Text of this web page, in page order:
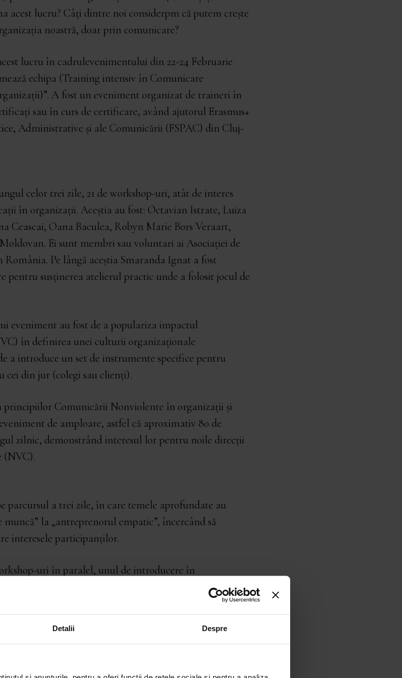
Detalii Despre
acest lucru? Câți dintre noi considerpm că putem crește
noastră, doar prin comunicare?
lucru în cadrulevenimentului din 22-24 Februarie
echipa (Training intensiv în Comunicare
A fost un eveniment organizat de traineri în
sau în curs de certificare, având ajutorul Erasmus+
Administrative și ale Comunicării (FSPAC) din Cluj-
celor trei zile, 21 de workshop-uri, atât de interes
în organizații. Aceștia au fost: Octavian Istrate, Luiza
Ceascai, Oana Baculea, Robyn Marie Bors Veraart,
Ei sunt membri sau voluntari ai Asociației de
Pe lângă aceștia Smaranda Ignat a fost
pentru susținerea atelierul practic unde a folosit jocul de
eveniment au fost de a populariza impactul
în definirea unei culturii organizaționale
a introduce un set de instrumente specifice pentru
cei din jur (colegi sau clienți).
principiilor Comunicării Nonviolente în organizații și
de amploare, astfel că aproximativ 80 de
zilnic, demonstrând interesul lor pentru noile direcții
(NVC).
parcursul a trei zile, în care temele aprofundate au
la „antreprenorul empatic”, încercând să
interesele participanților.
uri în paralel, unul de introducere în
cadrul căruia au fost prezentate principiile de bază ale
și nevoile, pentru a le înțelege mai bine. În cadrul